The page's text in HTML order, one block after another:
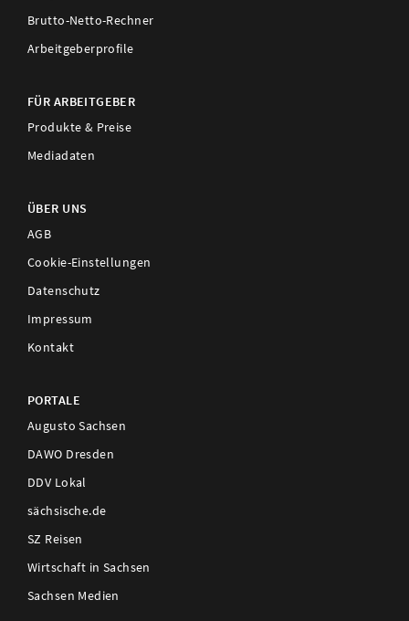
Brutto-Netto-Rechner
Arbeitgeberprofile
FÜR ARBEITGEBER
Produkte & Preise
Mediadaten
ÜBER UNS
AGB
Cookie-Einstellungen
Datenschutz
Impressum
Kontakt
PORTALE
Augusto Sachsen
DAWO Dresden
DDV Lokal
sächsische.de
SZ Reisen
Wirtschaft in Sachsen
Sachsen Medien